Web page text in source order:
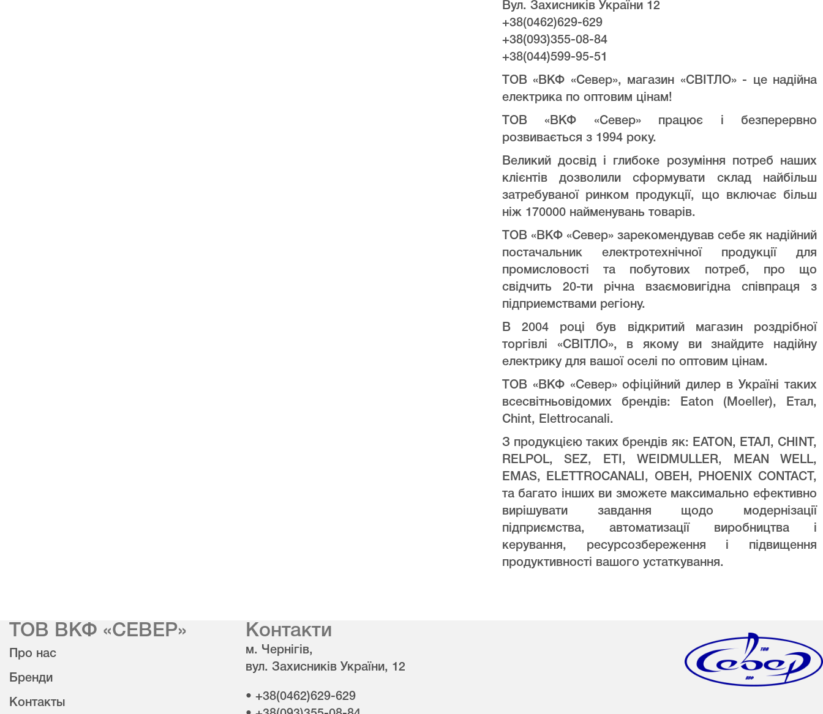
Вул. Захисників України 12
+38(0462)629-629
+38(093)355-08-84
+38(044)599-95-51
ТОВ «ВКФ «Север», магазин «СВІТЛО» - це надійна
електрика по оптовим цінам!
ТОВ «ВКФ «Север» працює і безперервно
розвивається з 1994 року.
Великий досвід і глибоке розуміння потреб наших
клієнтів дозволили сформувати склад найбільш
затребуваної ринком продукції, що включає більш
ніж 170000 найменувань товарів.
ТОВ «ВКФ «Север» зарекомендував себе як надійний
постачальник електротехнічної продукції для
промисловості та побутових потреб, про що
свідчить 20-ти річна взаємовигідна співпраця з
підприемствами регіону.
В 2004 році був відкритий магазин роздрібної
торгівлі «СВІТЛО», в якому ви знайдите надійну
електрику для вашої оселі по оптовим цінам.
ТОВ «ВКФ «Север» офіційний дилер в Україні таких
всесвітньовідомих брендів: Eaton (Moeller), Етал,
Chint, Elettrocanali.
З продукцією таких брендів як: EATON, ЕТАЛ, CHINT,
RELPOL, SEZ, ETI, WEIDMULLER, MEAN WELL,
EMAS, ELETTROCANALI, ОВЕН, PHOENIX CONTACT,
та багато інших ви зможете максимально ефективно
вирішувати завдання щодо модернізації
підприємства, автоматизації виробництва і
керування, ресурсозбереження і підвищення
продуктивності вашого устаткування.
ТОВ ВКФ «СЕВЕР»
Про нас
Бренди
Контакты
Контакти
м. Чернігів,
вул. Захисників України, 12
• +38(0462)629-629